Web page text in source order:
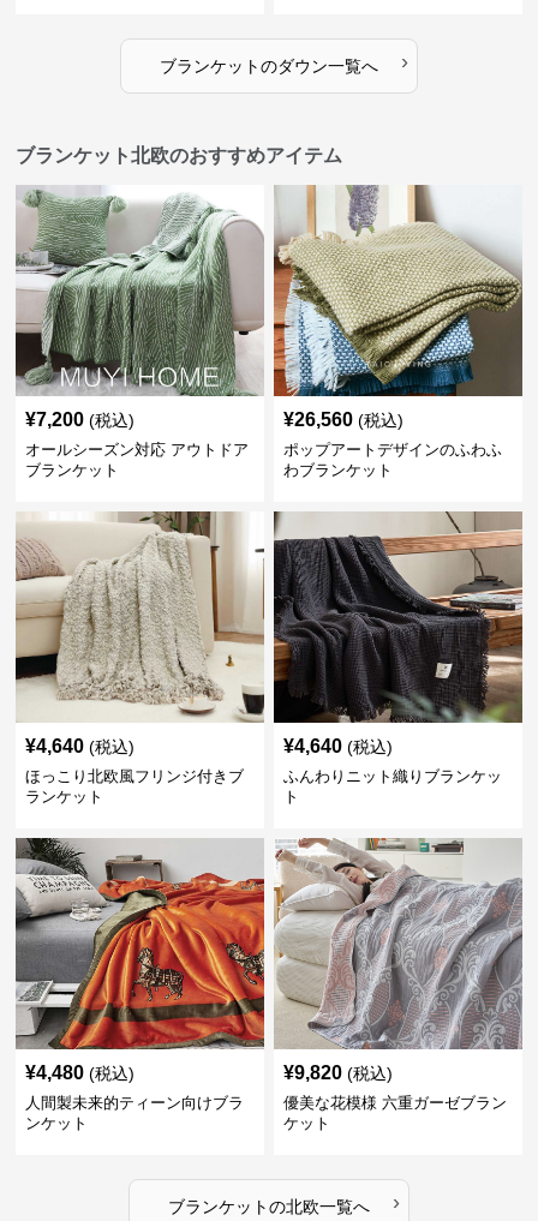
ブランケットのダウン一覧へ ›
ブランケット北欧のおすすめアイテム
¥7,200 (税込)
オールシーズン対応 アウトドア
ブランケット
¥26,560 (税込)
ポップアートデザインのふわふ
わブランケット
¥4,640 (税込)
ほっこり北欧風フリンジ付きブ
ランケット
¥4,640 (税込)
ふんわりニット織りブランケッ
ト
¥4,480 (税込)
人間製未来的ティーン向けブラ
ンケット
¥9,820 (税込)
優美な花模様 六重ガーゼブラン
ケット
ブランケットの北欧一覧へ ›